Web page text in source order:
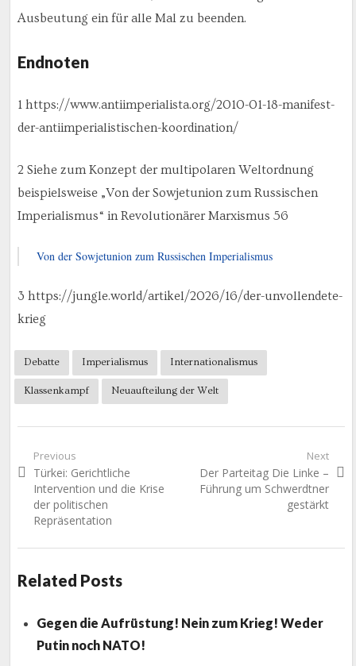
Ausbeutung ein für alle Mal zu beenden.
Endnoten
1 https://www.antiimperialista.org/2010-01-18-manifest-
der-antiimperialistischen-koordination/
2 Siehe zum Konzept der multipolaren Weltordnung
beispielsweise „Von der Sowjetunion zum Russischen
Imperialismus“ in Revolutionärer Marxismus 56
Von der Sowjetunion zum Russischen Imperialismus
3 https://jungle.world/artikel/2026/16/der-unvollendete-
krieg
Debatte Imperialismus Internationalismus
Klassenkampf Neuaufteilung der Welt
Beitragsnavigation
Previous
Previous
post:
Türkei: Gerichtliche
Intervention und die Krise
der politischen
Repräsentation
Next
Next
post:
Der Parteitag Die Linke –
Führung um Schwerdtner
gestärkt
Related Posts
Gegen die Aufrüstung! Nein zum Krieg! Weder
Putin noch NATO!